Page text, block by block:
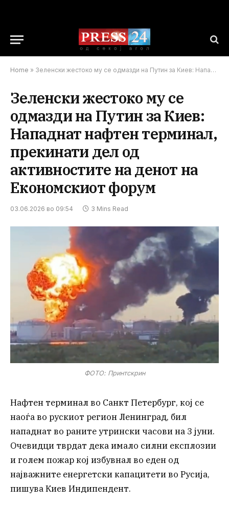
Home » Зеленски жестоко му се одмазди на Путин за Киев: Нападнат нафтен терминал, прекинати дел од активностите на денот на Економскиот форум
Зеленски жестоко му се
одмазди на Путин за Киев:
Нападнат нафтен терминал,
прекинати дел од
активностите на денот на
Економскиот форум
03.06.2026 во 09:54 3 Mins Read
ФОТО: Принтскрин
Нафтен терминал во Санкт Петербург, кој се
наоѓа во рускиот регион Ленинград, бил
нападнат во раните утрински часови на 3 јуни.
Очевидци тврдат дека имало силни експлозии
и голем пожар кој избувнал во еден од
најважните енергетски капацитети во Русија,
пишува Киев Индипендент.